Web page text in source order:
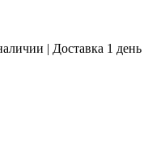
| Доставка 1 день